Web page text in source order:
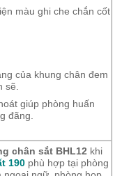
màu ghi che chắn cốt
của khung chân đem
sẽ.
giúp phòng huấn
đãng.
chân sắt BHL12 khi
190phù hợp tại phòng